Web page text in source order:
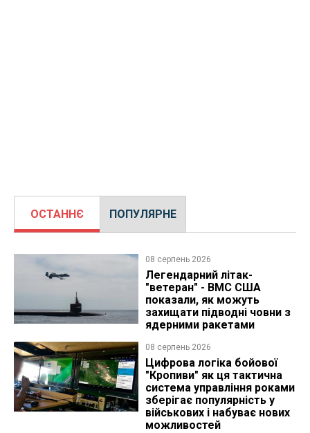
ОСТАННЄ ПОПУЛЯРНЕ
08 серпень 2026
Легендарний літак-
"ветеран" - ВМС США
показали, як можуть
захищати підводні човни з
ядерними ракетами
08 серпень 2026
Цифрова логіка бойової
"Кропиви" як ця тактична
система управління роками
зберігає популярність у
військових і набуває нових
можливостей